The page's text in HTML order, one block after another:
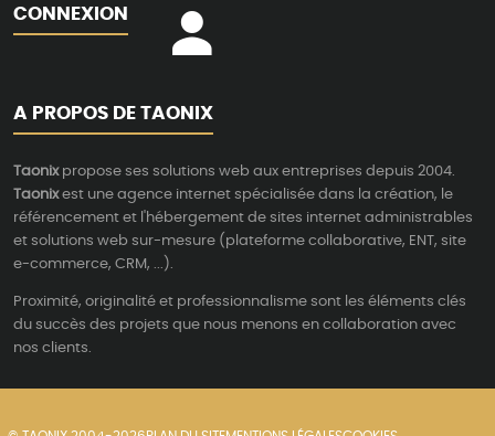
CONNEXION
A PROPOS DE TAONIX
Taonixpropose ses solutions web aux entreprises depuis 2004.
Taonixest une agence internet spécialisée dans la création, le
référencement et l'hébergement de sites internet administrables
et solutions web sur-mesure (plateforme collaborative, ENT, site
e-commerce, CRM, ...).
Proximité, originalité et professionnalisme sont les éléments clés
du succès des projets que nous menons en collaboration avec
nos clients.